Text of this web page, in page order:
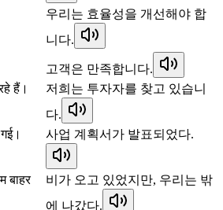
우리는 효율성을 개선해야 합
니다.
고객은 만족합니다.
हैं।
저희는 투자자를 찾고 있습니
다.
사업 계획서가 발표되었다.
बाहर
비가 오고 있었지만, 우리는 밖
에 나갔다.